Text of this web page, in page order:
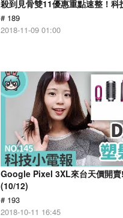
殺到見骨雙11優惠重點速整！科
# 189
2018-11-09 01:00
Google Pixel 3XL來台天價開
(10/12)
# 193
2018-10-11 16:45